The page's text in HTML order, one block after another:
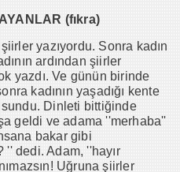
(fıkra)
yazıyordu. Sonra kadın
ardından şiirler
yazdı. Ve günün birinde
kadının yaşadığı kente
Dinleti bittiğinde
geldi ve adama ''merhaba''
bakar gibi
'' dedi. Adam, ''hayır
Uğruna şiirler